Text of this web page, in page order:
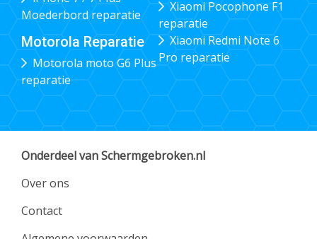
Moederbord reparatie
Motorola Reparatie
Motorola moto G6 Plus
reparatie
Xiaomi Pocophone F1
reparatie
Xiaomi Redmi Note 6
Pro reparatie
Onderdeel van Schermgebroken.nl
Over ons
Contact